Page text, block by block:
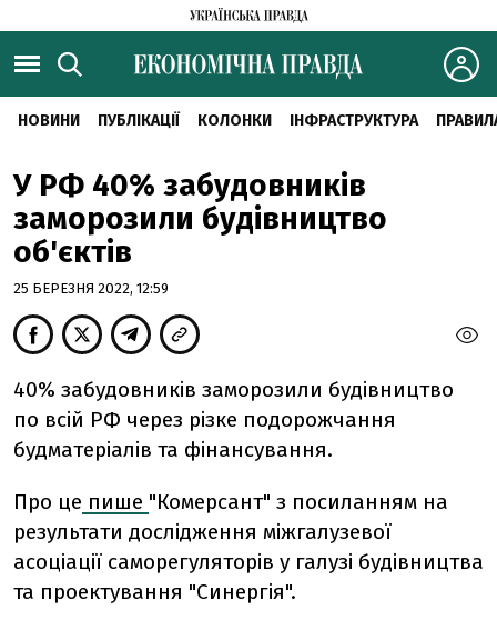
НОВИНИ ПУБЛІКАЦІЇ КОЛОНКИ ІНФРАСТРУКТУРА
У РФ 40% забудовників
заморозили будівництво
об'єктів
25 БЕРЕЗНЯ 2022, 12:59
40% забудовників заморозили будівництво
по всій РФ через різке подорожчання
будматеріалів та фінансування.
Про це пише "Комерсант" з посиланням на
результати дослідження міжгалузевої
асоціації саморегуляторів у галузі будівництва
та проектування "Синергія".